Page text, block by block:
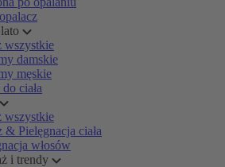
wszystkie
damskie
męskie
ciała
wszystkie
& Pielęgnacja ciała
włosów
i trendy